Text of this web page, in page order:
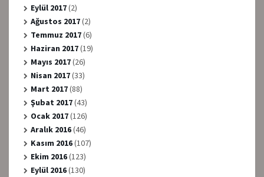
Eylül 2017(2)
Ağustos 2017(2)
Temmuz 2017(6)
Haziran 2017(19)
Mayıs 2017(26)
Nisan 2017(33)
Mart 2017(88)
Şubat 2017(43)
Ocak 2017(126)
Aralık 2016(46)
Kasım 2016(107)
Ekim 2016(123)
Eylül 2016(130)